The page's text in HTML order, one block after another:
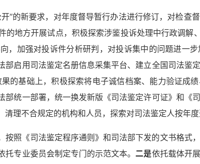
”的新要求，对年度督导暂行办法进行修订，对检查
的地方开展试点，积极探索涉鉴投诉处理中行政调解
，加强对投诉件分析研判，对投诉集中的问题进一
部启用司法鉴定名册信息采集平台、建立全国司法鉴
的基础上，积极探索将电子诚信档案、能力验证成
部统一部署，统一换发新版《司法鉴定许可证》和《
理不合规定的机构和人员，探索对司法鉴定人按年度
按照《司法鉴定程序通则》和司法部下发的文书格式
托专业委员会制定专门的示范文本。二是依托载体开